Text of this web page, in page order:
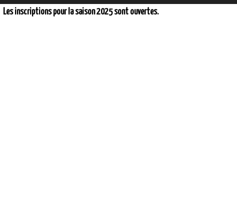
Les inscriptions pour la saison 2025 sont ouvertes.